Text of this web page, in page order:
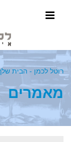
רוטל לכמן - הבית
מאמרים